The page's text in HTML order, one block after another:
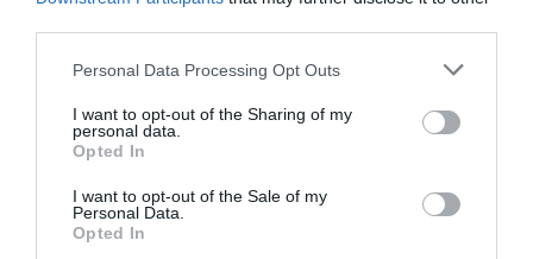
Personal Data Processing Opt Outs
I want to opt-out of the Sharing of my
personal data.
Opted In
I want to opt-out of the Sale of my
Personal Data.
Opted In
Aria condizionata nelle aree
Ascensore
Connessione ad Internet
Deposito Bagagli
Informazioni Turistiche
Parcheggio Interno non Coperto
Personale Multilingua
Piscina Esterna
Portiere
dieta mediterranea, fin dalla prima colazione con squisite torte e crostate.
La cena, con menù à la carte, prevede le specialità della cucina locale e
Servizi a Pagamento
Accettati Animali Piccola Taglia
Lavanderia
Pranzo al sacco
Ricevimenti / Banchetti /
Cerimonie
Camere Non Fumatori
Giardino